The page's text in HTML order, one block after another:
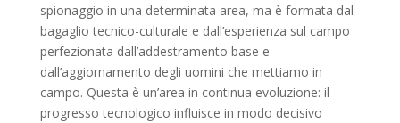
spionaggio in una determinata area, ma è formata dal
bagaglio tecnico-culturale e dall’esperienza sul campo
perfezionata dall’addestramento base e
dall’aggiornamento degli uomini che mettiamo in
campo. Questa è un’area in continua evoluzione: il
progresso tecnologico influisce in modo decisivo